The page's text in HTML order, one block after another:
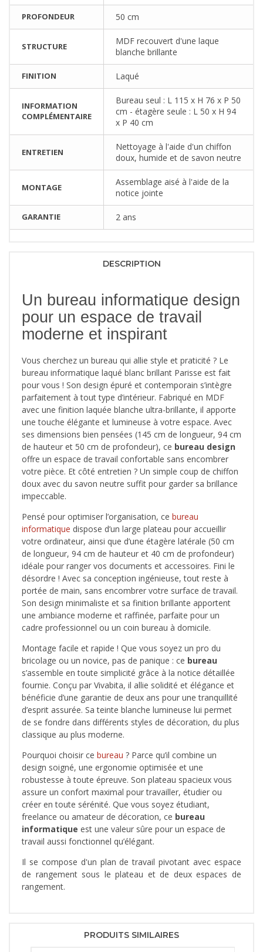
PROFONDEUR 50 cm
STRUCTURE
MDF recouvert d'une laque
blanche brillante
FINITION Laqué
INFORMATION
COMPLÉMENTAIRE
Bureau seul : L 115 x H 76 x P 50
cm - étagère seule : L 50 x H 94
x P 40 cm
ENTRETIEN
Nettoyage à l'aide d'un chiffon
doux, humide et de savon neutre
MONTAGE
Assemblage aisé à l'aide de la
notice jointe
GARANTIE 2 ans
DESCRIPTION
Un bureau informatique design
pour un espace de travail
moderne et inspirant
Vous cherchez un bureau qui allie style et praticité ? Le
bureau informatique laqué blanc brillant Parisse est fait
pour vous ! Son design épuré et contemporain s’intègre
parfaitement à tout type d’intérieur. Fabriqué en MDF
avec une finition laquée blanche ultra-brillante, il apporte
une touche élégante et lumineuse à votre espace. Avec
ses dimensions bien pensées (145 cm de longueur, 94 cm
de hauteur et 50 cm de profondeur), ce bureau design
offre un espace de travail confortable sans encombrer
votre pièce. Et côté entretien ? Un simple coup de chiffon
doux avec du savon neutre suffit pour garder sa brillance
impeccable.
Pensé pour optimiser l’organisation, ce bureau
informatique dispose d’un large plateau pour accueillir
votre ordinateur, ainsi que d’une étagère latérale (50 cm
de longueur, 94 cm de hauteur et 40 cm de profondeur)
idéale pour ranger vos documents et accessoires. Fini le
désordre ! Avec sa conception ingénieuse, tout reste à
portée de main, sans encombrer votre surface de travail.
Son design minimaliste et sa finition brillante apportent
une ambiance moderne et raffinée, parfaite pour un
cadre professionnel ou un coin bureau à domicile.
Montage facile et rapide ! Que vous soyez un pro du
bricolage ou un novice, pas de panique : ce bureau
s’assemble en toute simplicité grâce à la notice détaillée
fournie. Conçu par Vivabita, il allie solidité et élégance et
bénéficie d’une garantie de deux ans pour une tranquillité
d’esprit assurée. Sa teinte blanche lumineuse lui permet
de se fondre dans différents styles de décoration, du plus
classique au plus moderne.
Pourquoi choisir ce bureau ? Parce qu’il combine un
design soigné, une ergonomie optimisée et une
robustesse à toute épreuve. Son plateau spacieux vous
assure un confort maximal pour travailler, étudier ou
créer en toute sérénité. Que vous soyez étudiant,
freelance ou amateur de décoration, ce bureau
informatique est une valeur sûre pour un espace de
travail aussi fonctionnel qu’élégant.
Il se compose d'un plan de travail pivotant avec espace
de rangement sous le plateau et de deux espaces de
rangement.
PRODUITS SIMILAIRES